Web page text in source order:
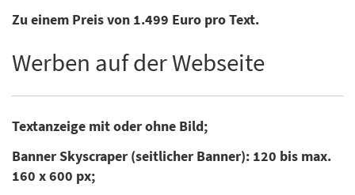
Zu einem Preis von 1.499 Euro pro Text.
Werben auf der Webseite
Textanzeige mit oder ohne Bild;
Banner Skyscraper (seitlicher Banner): 120 bis max.
160 x 600 px;